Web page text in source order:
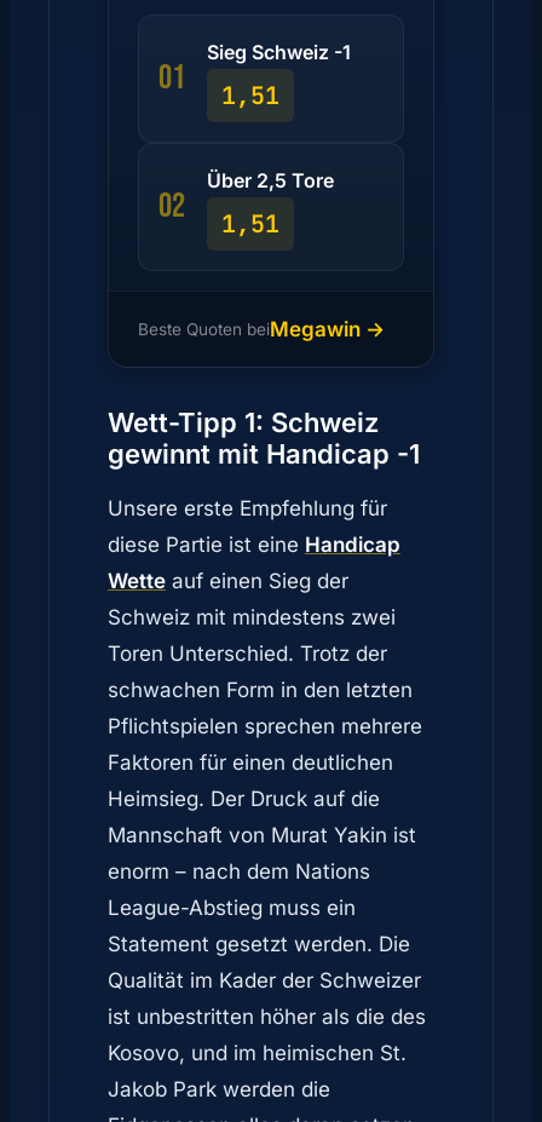
01
Sieg Schweiz -1
1,51
02
Über 2,5 Tore
1,51
Beste Quoten beiMegawin →
Wett-Tipp 1: Schweiz
gewinnt mit Handicap -1
Unsere erste Empfehlung für
diese Partie ist eine Handicap
Wette auf einen Sieg der
Schweiz mit mindestens zwei
Toren Unterschied. Trotz der
schwachen Form in den letzten
Pflichtspielen sprechen mehrere
Faktoren für einen deutlichen
Heimsieg. Der Druck auf die
Mannschaft von Murat Yakin ist
enorm – nach dem Nations
League-Abstieg muss ein
Statement gesetzt werden. Die
Qualität im Kader der Schweizer
ist unbestritten höher als die des
Kosovo, und im heimischen St.
Jakob Park werden die